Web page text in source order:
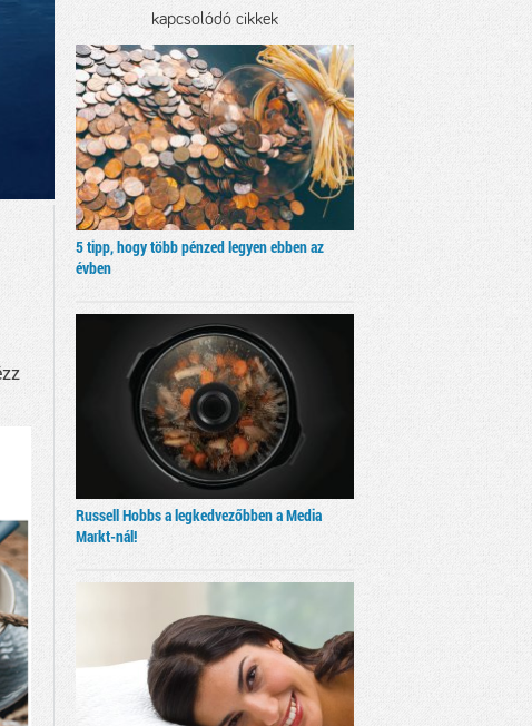
kapcsolódó cikkek
5 tipp, hogy több pénzed legyen ebben az
évben
Russell Hobbs a legkedvezőbben a Media
Markt-nál!